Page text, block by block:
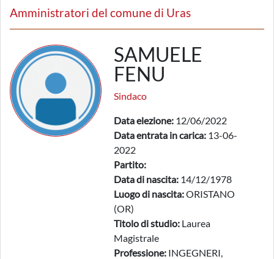
Amministratori del comune di Uras
SAMUELE
FENU
Sindaco
Data elezione: 12/06/2022
Data entrata in carica: 13-06-
2022
Partito:
Data di nascita: 14/12/1978
Luogo di nascita:ORISTANO
(OR)
Titolo di studio: Laurea
Magistrale
Professione: INGEGNERI,